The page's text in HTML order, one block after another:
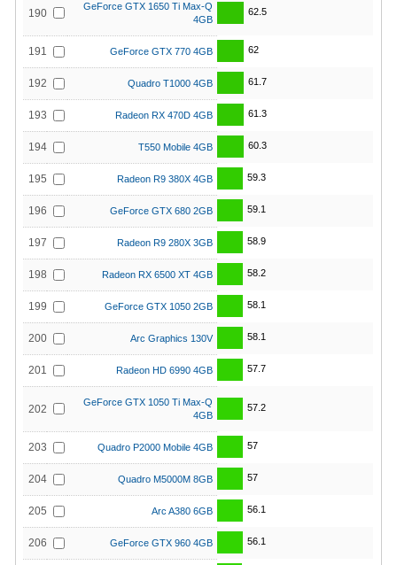
190
GeForce GTX 1650 Ti Max-Q
4GB
62.5
191 GeForce GTX 770 4GB 62
192 Quadro T1000 4GB 61.7
193 Radeon RX 470D 4GB 61.3
194 T550 Mobile 4GB 60.3
195 Radeon R9 380X 4GB 59.3
196 GeForce GTX 680 2GB 59.1
197 Radeon R9 280X 3GB 58.9
198 Radeon RX 6500 XT 4GB 58.2
199 GeForce GTX 1050 2GB 58.1
200 Arc Graphics 130V 58.1
201 Radeon HD 6990 4GB 57.7
202
GeForce GTX 1050 Ti Max-Q
4GB
57.2
203 Quadro P2000 Mobile 4GB 57
204 Quadro M5000M 8GB 57
205 Arc A380 6GB 56.1
206 GeForce GTX 960 4GB 56.1